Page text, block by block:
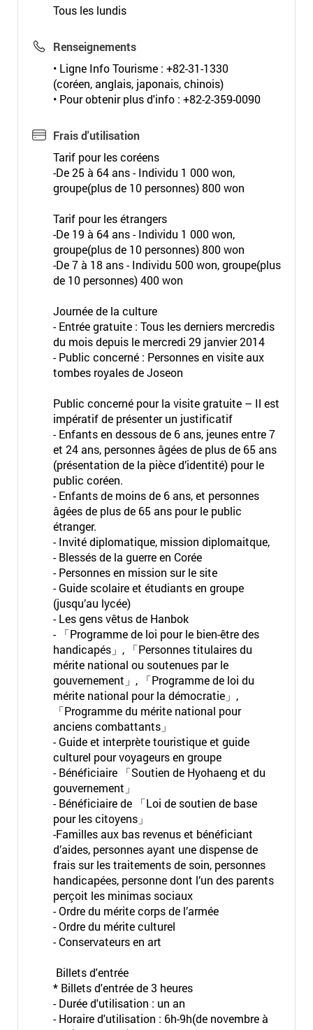
Tous les lundis
Renseignements
• Ligne Info Tourisme : +82-31-1330
(coréen, anglais, japonais, chinois)
• Pour obtenir plus d'info : +82-2-359-0090
Frais d'utilisation
Tarif pour les coréens
-De 25 à 64 ans - Individu 1 000 won,
groupe(plus de 10 personnes) 800 won
Tarif pour les étrangers
-De 19 à 64 ans - Individu 1 000 won,
groupe(plus de 10 personnes) 800 won
-De 7 à 18 ans - Individu 500 won, groupe(plus
de 10 personnes) 400 won
Journée de la culture
- Entrée gratuite : Tous les derniers mercredis
du mois depuis le mercredi 29 janvier 2014
- Public concerné : Personnes en visite aux
tombes royales de Joseon
Public concerné pour la visite gratuite – Il est
impératif de présenter un justificatif
- Enfants en dessous de 6 ans, jeunes entre 7
et 24 ans, personnes âgées de plus de 65 ans
(présentation de la pièce d’identité) pour le
public coréen.
- Enfants de moins de 6 ans, et personnes
âgées de plus de 65 ans pour le public
étranger.
- Invité diplomatique, mission diplomaitque,
- Blessés de la guerre en Corée
- Personnes en mission sur le site
- Guide scolaire et étudiants en groupe
(jusqu’au lycée)
- Les gens vêtus de Hanbok
- 「Programme de loi pour le bien-être des
handicapés」, 「Personnes titulaires du
mérite national ou soutenues par le
gouvernement」, 「Programme de loi du
mérite national pour la démocratie」,
「Programme du mérite national pour
anciens combattants」
- Guide et interprète touristique et guide
culturel pour voyageurs en groupe
- Bénéficiaire 「Soutien de Hyohaeng et du
gouvernement」
- Bénéficiaire de 「Loi de soutien de base
pour les citoyens」
-Familles aux bas revenus et bénéficiant
d’aides, personnes ayant une dispense de
frais sur les traitements de soin, personnes
handicapées, personne dont l’un des parents
perçoit les minimas sociaux
- Ordre du mérite corps de l’armée
- Ordre du mérite culturel
- Conservateurs en art
Billets d'entrée
* Billets d'entrée de 3 heures
- Durée d'utilisation : un an
- Horaire d'utilisation : 6h-9h(de novembre à